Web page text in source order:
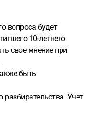
вопроса будет
10-летнего
свое мнение при
быть
разбирательства. Учет